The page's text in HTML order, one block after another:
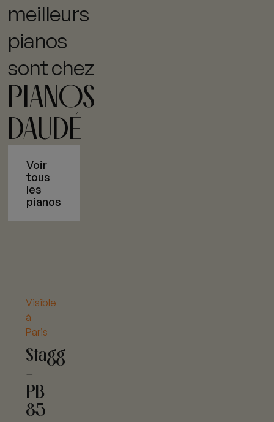
meilleurs
pianos
sont chez
PIANOS
DAUDÉ
Voir
tous
les
pianos
Visible
à
Paris
Stagg
-
PB
85